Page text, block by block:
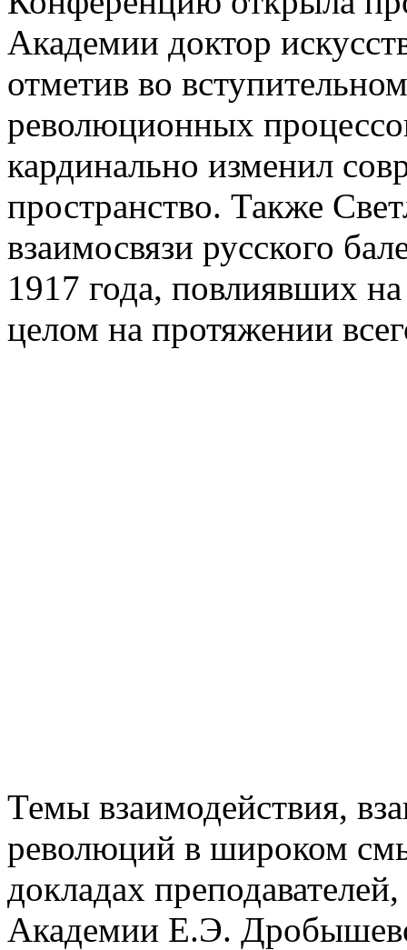
Академии доктор
отметив во
революционных
кардинально изменил
пространство. Также
взаимосвязи русского
1917 года, повлиявших на
целом на протяжении
Темы взаимодействия,
революций в широком
докладах
Академии Е.Э.